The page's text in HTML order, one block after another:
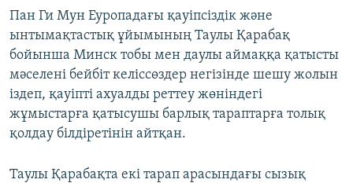
Пан Ги Мун Еуропадағы қауіпсіздік және
ынтымақтастық ұйымының Таулы Қарабақ
бойынша Минск тобы мен даулы аймаққа қатысты
мәселені бейбіт келіссөздер негізінде шешу жолын
іздеп, қауіпті ахуалды реттеу жөніндегі
жұмыстарға қатысушы барлық тараптарға толық
қолдау білдіретінін айтқан.
Таулы Қарабақта екі тарап арасындағы сызық